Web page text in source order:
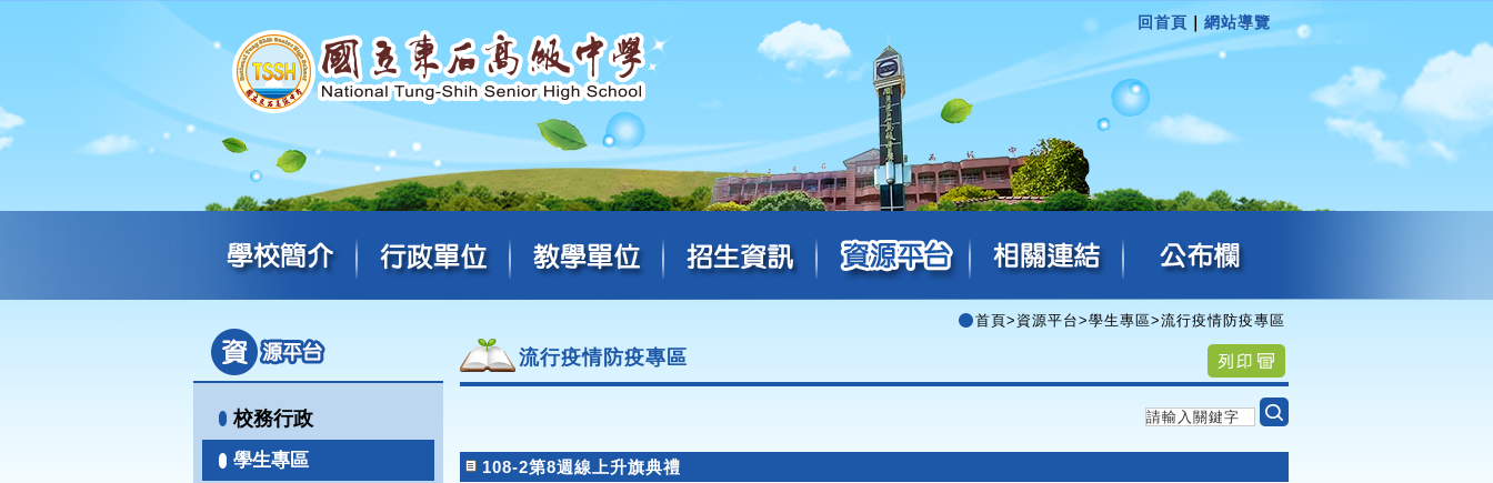
回首頁 網站導覽
校務行政
學生專區
首頁> 資源平台>學生專區>流行疫情防疫專區
流行疫情防疫專區
108-2第8週線上升旗典禮